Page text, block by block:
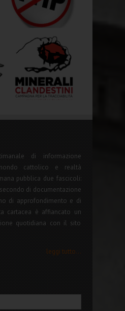
di informazione
cattolico e realtà
pubblica due fascicoli:
di documentazione
di approfondimento e di
cartacea è affiancato un
quotidiana con il sito
leggi tutto...